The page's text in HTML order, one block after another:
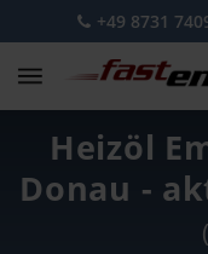
+49 8731
Heizöl
Donau -